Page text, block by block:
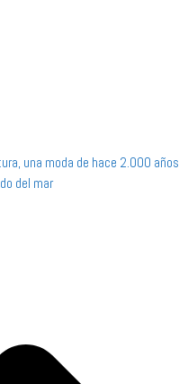
una moda de hace 2.000 años
del mar